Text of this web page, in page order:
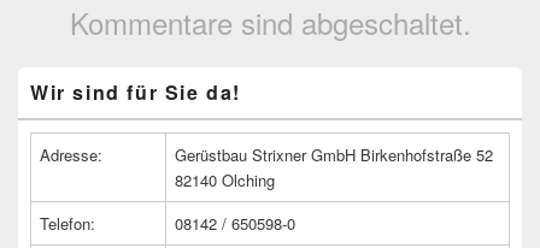
Kommentare sind abgeschaltet.
Seitenleisten
Widget-
Wir sind für Sie da!
Adresse:
Gerüstbau Strixner GmbH Birkenhofstraße 52
82140 Olching
Telefon:
08142 / 650598-0